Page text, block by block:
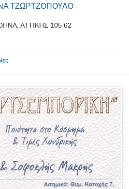
ΤΖΩΡΤΖΟΠΟΥΛΟ
ΑΤΤΙΚΗΣ 105 62